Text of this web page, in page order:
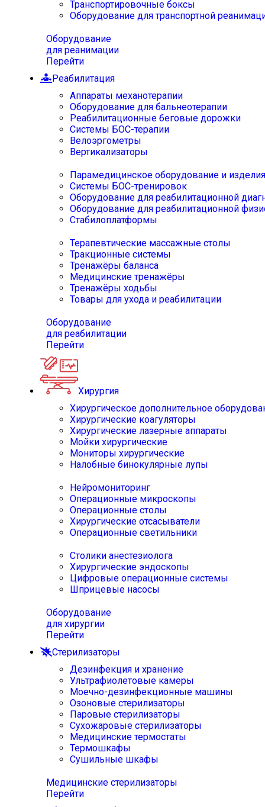
Транспортировочные боксы
Оборудование для транспортной
Оборудование
для реанимации
Перейти
Реабилитация
Аппараты механотерапии
Оборудование для бальнеотерапии
Реабилитационные беговые дорожки
Системы БОС-терапии
Велоэргометры
Вертикализаторы
Парамедицинское оборудование и изделия
Системы БОС-тренировок
Оборудование для реабилитационной
Оборудование для реабилитационной
Стабилоплатформы
Терапевтические массажные столы
Тракционные системы
Тренажёры баланса
Медицинские тренажёры
Тренажёры ходьбы
Товары для ухода и реабилитации
Оборудование
для реабилитации
Перейти
Хирургия
Хирургическое дополнительное
Хирургические коагуляторы
Хирургические лазерные аппараты
Мойки хирургические
Мониторы хирургические
Налобные бинокулярные лупы
Нейромониторинг
Операционные микроскопы
Операционные столы
Хирургические отсасыватели
Операционные светильники
Столики анестезиолога
Хирургические эндоскопы
Цифровые операционные системы
Шприцевые насосы
Оборудование
для хирургии
Перейти
Стерилизаторы
Дезинфекция и хранение
Ультрафиолетовые камеры
Моечно-дезинфекционные машины
Озоновые стерилизаторы
Паровые стерилизаторы
Сухожаровые стерилизаторы
Медицинские термостаты
Термошкафы
Сушильные шкафы
Медицинские стерилизаторы
Перейти